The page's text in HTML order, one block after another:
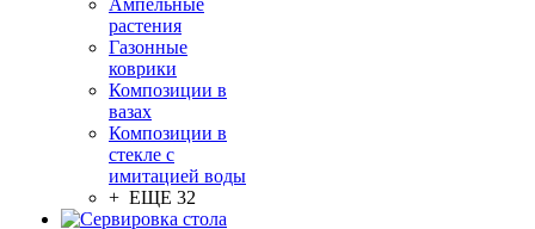
Ампельные
растения
Газонные
коврики
Композиции в
вазах
Композиции в
стекле с
имитацией воды
+ ЕЩЕ 32